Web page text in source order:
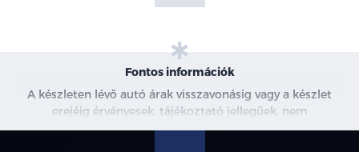
Fontos információk
A készleten lévő autó árak visszavonásig vagy a készlet
erejéig érvényesek, tájékoztató jellegűek, nem
minősülnek ajánlattételnek, a képek csak illusztrációk. A